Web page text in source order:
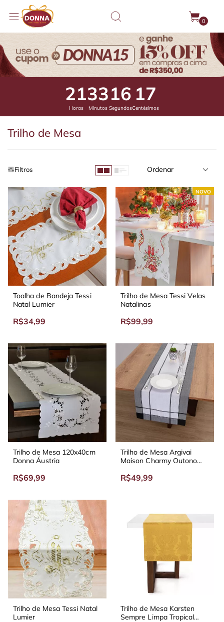
0
21
Horas
33
Minutos
15
Segundos
41
Centésimos
Trilho de Mesa
Filtros Ordenar
Toalha de Bandeja Tessi
Natal Lumier
R$34,99
NOVO
Trilho de Mesa Tessi Velas
Natalinas
R$99,99
Trilho de Mesa 120x40cm
Donna Áustria
R$69,99
Trilho de Mesa Argivai
Maison Charmy Outono
R$49,99
Trilho de Mesa Tessi Natal
Lumier
Trilho de Mesa Karsten
Sempre Limpa Tropical